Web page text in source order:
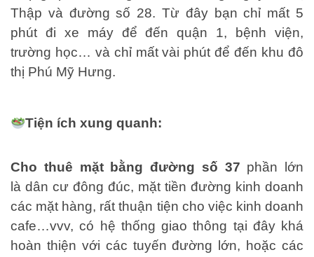
Thập và đường số 28. Từ đây bạn chỉ mất 5
phút đi xe máy để đến quận 1, bệnh viện,
trường học… và chỉ mất vài phút để đến khu đô
thị Phú Mỹ Hưng.
Tiện ích xung quanh:
Cho thuê mặt bằng đường số 37 phần lớn
là dân cư đông đúc, mặt tiền đường kinh doanh
các mặt hàng, rất thuận tiện cho việc kinh doanh
cafe…vvv, có hệ thống giao thông tại đây khá
hoàn thiện với các tuyến đường lớn, hoặc các